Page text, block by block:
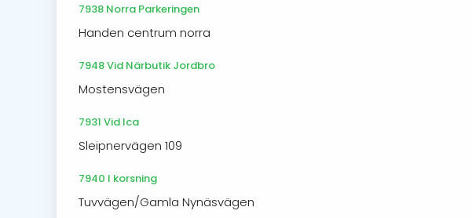
7938 Norra Parkeringen
Handen centrum norra
7948 Vid Närbutik Jordbro
Mostensvägen
7931 Vid Ica
Sleipnervägen 109
7940 I korsning
Tuvvägen/Gamla Nynäsvägen